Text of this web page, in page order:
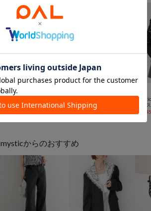
SALE
【ロングシーズン】レースドッキングオフショルロンT
mystic
¥
mysticからのおすすめ